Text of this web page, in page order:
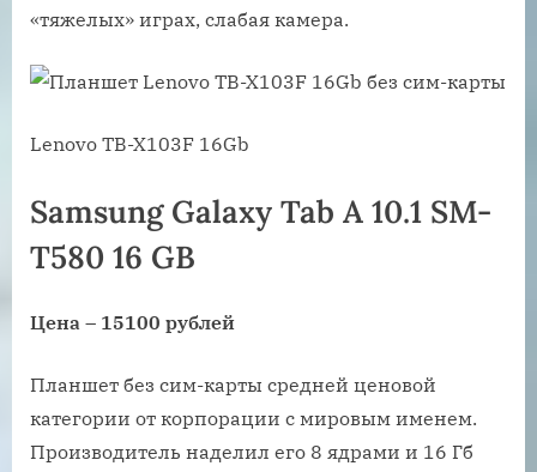
«тяжелых» играх, слабая камера.
Lenovo TB-X103F 16Gb
Samsung Galaxy Tab A 10.1 SM-
T580 16 GB
Цена – 15100 рублей
Планшет без сим-карты средней ценовой
категории от корпорации с мировым именем.
Производитель наделил его 8 ядрами и 16 Гб